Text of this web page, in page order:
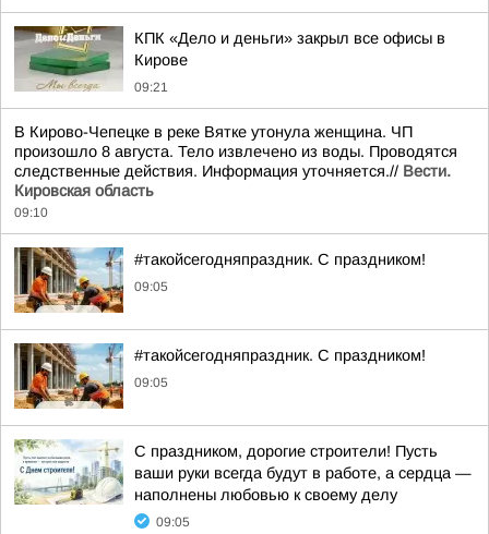
КПК «Дело и деньги» закрыл все офисы в
Кирове
09:21
В Кирово-Чепецке в реке Вятке утонула женщина. ЧП
произошло 8 августа. Тело извлечено из воды. Проводятся
следственные действия. Информация уточняется.// Вести.
Кировская область
09:10
#такойсегодняпраздник. С праздником!
09:05
#такойсегодняпраздник. С праздником!
09:05
С праздником, дорогие строители! Пусть
ваши руки всегда будут в работе, а сердца —
наполнены любовью к своему делу
09:05